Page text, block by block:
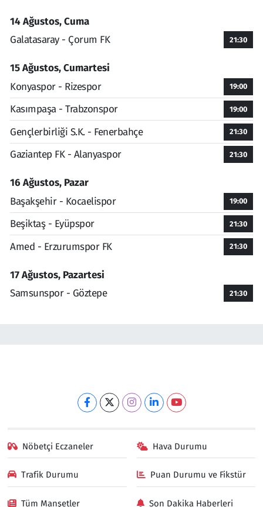
14 Ağustos, Cuma
Galatasaray - Çorum FK
21:30
15 Ağustos, Cumartesi
Konyaspor - Rizespor
19:00
Kasımpaşa - Trabzonspor 19:00
Gençlerbirliği S.K. - Fenerbahçe 21:30
Gaziantep FK - Alanyaspor 21:30
16 Ağustos, Pazar
Başakşehir - Kocaelispor
19:00
Beşiktaş - Eyüpspor 21:30
Amed - Erzurumspor FK 21:30
17 Ağustos, Pazartesi
Samsunspor - Göztepe
21:30
Nöbetçi Eczaneler Hava Durumu
Trafik Durumu Puan Durumu ve Fikstür
Tüm Manşetler Son Dakika Haberleri